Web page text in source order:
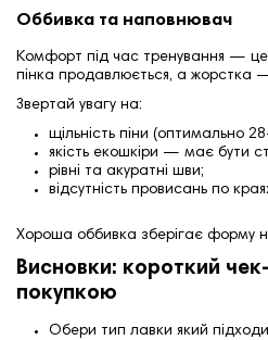
Оббивка та наповнювач
Комфорт під час тренування — це
пінка продавлюється, а жорстка
Звертай увагу на:
щільність піни (оптимально
якість екошкіри — має бути
рівні та акуратні шви;
відсутність провисань по
Хороша оббивка зберігає форму
Висновки: короткий
покупкою
Обери тип лавки який